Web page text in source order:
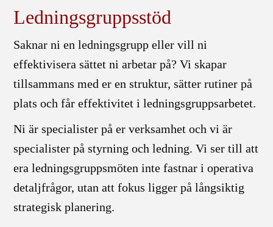
Ledningsgruppsstöd
Saknar ni en ledningsgrupp eller vill ni
effektivisera sättet ni arbetar på? Vi skapar
tillsammans med er en struktur, sätter rutiner på
plats och får effektivitet i ledningsgruppsarbetet.
Ni är specialister på er verksamhet och vi är
specialister på styrning och ledning. Vi ser till att
era ledningsgruppsmöten inte fastnar i operativa
detaljfrågor, utan att fokus ligger på långsiktig
strategisk planering.